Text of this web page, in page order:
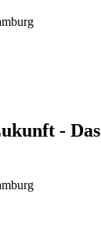
- Das